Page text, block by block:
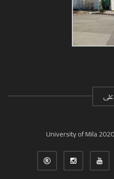
University of Mila